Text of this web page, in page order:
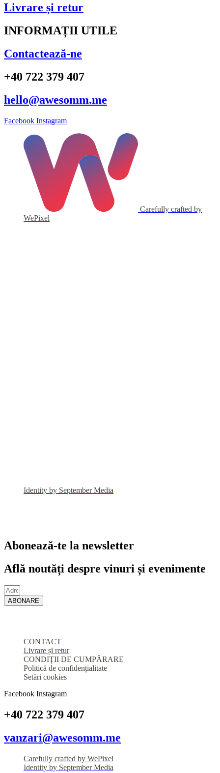
Livrare și retur
INFORMAȚII UTILE
Contactează-ne
+40 722 379 407
hello@awesomm.me
Facebook Instagram
Carefully crafted by
WePixel
Identity by September Media
Abonează-te la newsletter
Află noutăți despre vinuri și evenimente
ABONARE
CONTACT
Livrare și retur
CONDIȚII DE CUMPĂRARE
Politică de confidențialitate
Setări cookies
Facebook Instagram
+40 722 379 407
vanzari@awesomm.me
Carefully crafted by WePixel
Identity by September Media